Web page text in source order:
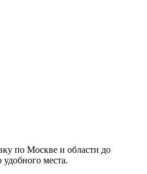
по Москве и области до
места.